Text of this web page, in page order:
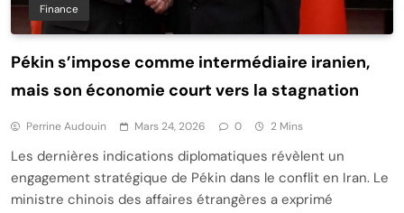
Finance
Pékin s’impose comme intermédiaire iranien,
mais son économie court vers la stagnation
Perrine Audouin Mars 24, 2026 0 2 Mins
Les dernières indications diplomatiques révèlent un
engagement stratégique de Pékin dans le conflit en Iran. Le
ministre chinois des affaires étrangères a exprimé